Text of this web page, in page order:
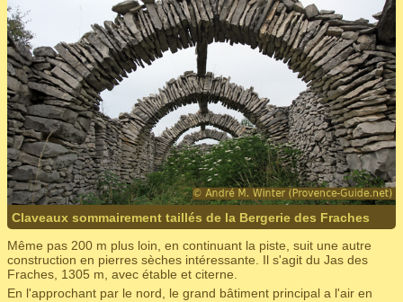
Claveaux sommairement taillés de la Bergerie des Fraches
Même pas 200 m plus loin, en continuant la piste, suit une autre
construction en pierres sèches intéressante. Il s'agit du Jas des
Fraches, 1305 m, avec étable et citerne.
En l'approchant par le nord, le grand bâtiment principal a l'air en